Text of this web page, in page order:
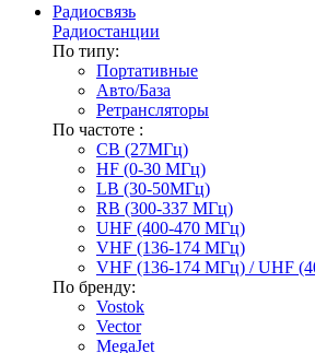
Радиосвязь
Радиостанции
По типу:
Портативные
Авто/База
Ретрансляторы
По частоте :
CB (27МГц)
HF (0-30 МГц)
LB (30-50МГц)
RB (300-337 МГц)
UHF (400-470 МГц)
VHF (136-174 МГц)
VHF (136-174 МГц) / UHF
По бренду:
Vostok
Vector
MegaJet